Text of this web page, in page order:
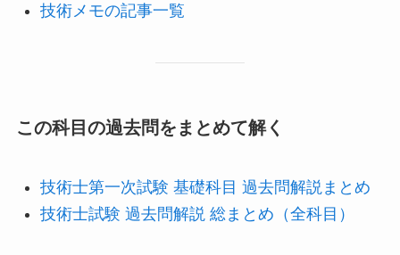
技術メモの記事一覧
この科目の過去問をまとめて解く
技術士第一次試験 基礎科目 過去問解説まとめ
技術士試験 過去問解説 総まとめ（全科目）